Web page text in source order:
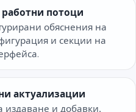
потоци
обяснения на
и секции на
актуализации
издаване и добавки,